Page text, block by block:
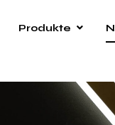
Produkte